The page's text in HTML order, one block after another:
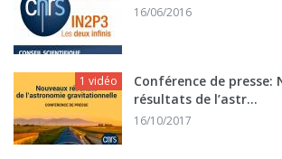
16/06/2016
1 vidéo
Conférence de presse:
résultats de l’astr...
16/10/2017